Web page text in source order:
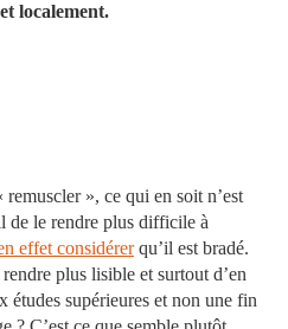
localement.
», ce qui en soit n’est
de le rendre plus difficile à
effet considérerqu’il est bradé.
plus lisible et surtout d’en
études supérieures et non une fin